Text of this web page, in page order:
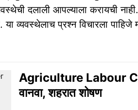
दलाली आपल्याला करायची
व्यवस्थेलाच प्रश्न विचारला पाहिजे
Agriculture Labour
वानवा, शहरात शोषण